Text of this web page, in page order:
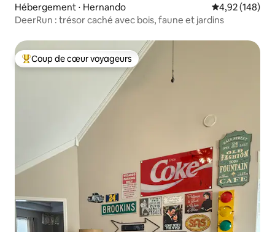
Hébergement ⋅ Hernando Évaluation
4,92 (148)
DeerRun : trésor caché avec bois, faune et jardins
Coups de cœur voyageurs les plus appréciés
Coup de cœur voyageurs